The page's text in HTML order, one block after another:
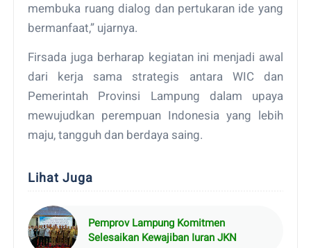
membuka ruang dialog dan pertukaran ide yang
bermanfaat,” ujarnya.
Firsada juga berharap kegiatan ini menjadi awal
dari kerja sama strategis antara WIC dan
Pemerintah Provinsi Lampung dalam upaya
mewujudkan perempuan Indonesia yang lebih
maju, tangguh dan berdaya saing.
Lihat Juga
Pemprov Lampung Komitmen
Selesaikan Kewajiban Iuran JKN